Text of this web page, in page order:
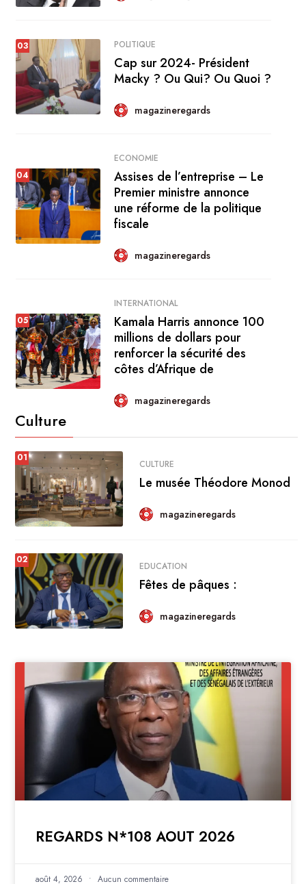
03 POLITIQUE
Cap sur 2024- Président
Macky ? Ou Qui? Ou Quoi ?
magazineregards
04
ECONOMIE
Assises de l’entreprise – Le
Premier ministre annonce
une réforme de la politique
fiscale
magazineregards
05
INTERNATIONAL
Kamala Harris annonce 100
millions de dollars pour
renforcer la sécurité des
côtes d’Afrique de
magazineregards
Culture
01
CULTURE
Le musée Théodore Monod
magazineregards
02
EDUCATION
Fêtes de pâques :
magazineregards
REGARDS N*108 AOUT 2026
août 4, 2026 Aucun commentaire